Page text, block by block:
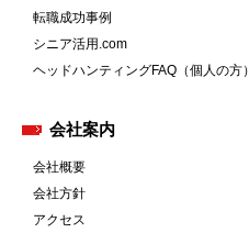
転職成功事例
シニア活用.com
ヘッドハンティングFAQ（個人の方）
会社案内
会社概要
会社方針
アクセス